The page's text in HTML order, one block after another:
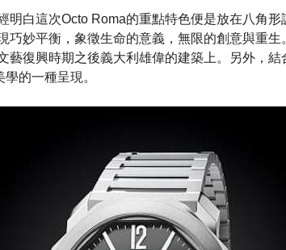
明白這次Octo Roma的重點特色便是放在八角
巧妙平衡，象徵生命的意義，無限的創意與重
藝復興時期之後義大利雄偉的建築上。另外，結
的一種呈現。